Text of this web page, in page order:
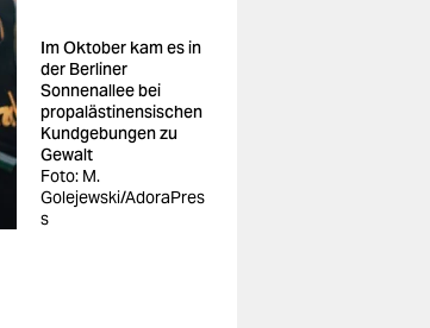
Im Oktober kam es in
der Berliner
Sonnenallee bei
propalästinensischen
Kundgebungen zu
Gewalt
Foto: M.
Golejewski/AdoraPres
s